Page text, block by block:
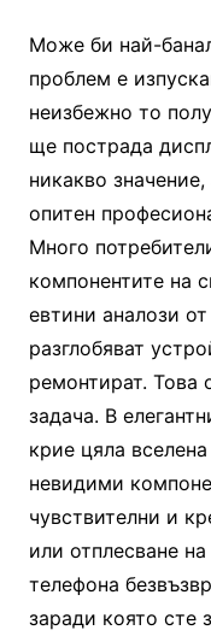
Може би най-
проблем е
неизбежно то
ще пострада
никакво
опитен
Много
компонентите на
евтини аналози
разглобяват
ремонтират. Това
задача. В
крие цяла
невидими
чувствителни и
или отплесване
телефона
заради която сте